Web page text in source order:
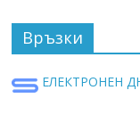
Връзки
ЕЛЕКТРОНЕН